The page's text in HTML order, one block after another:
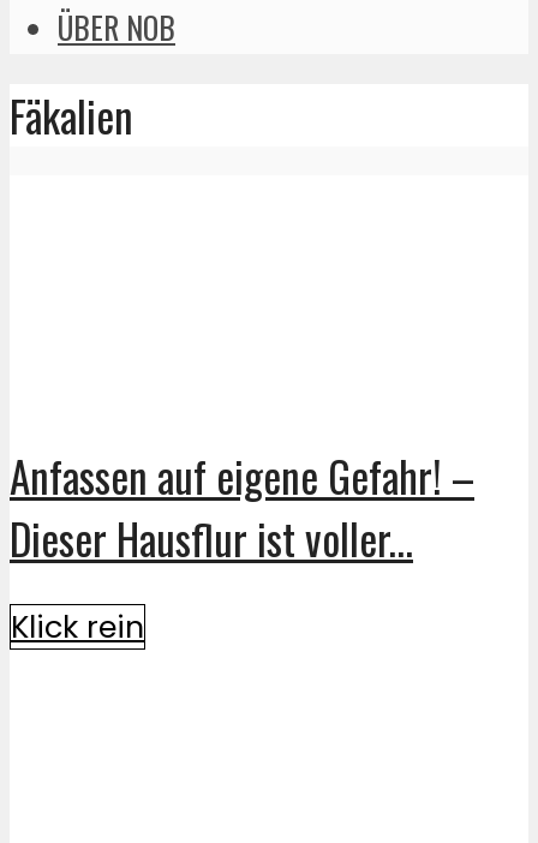
ÜBER NOB
Fäkalien
Anfassen auf eigene Gefahr! –
Dieser Hausflur ist voller...
Klick rein